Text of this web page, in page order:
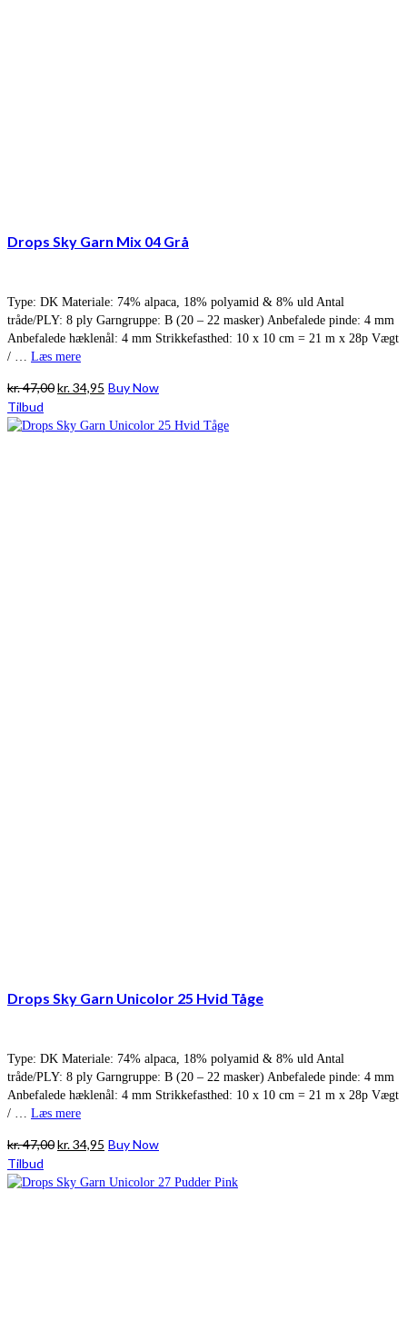
Drops Sky Garn Mix 04 Grå
Type: DK Materiale: 74% alpaca, 18% polyamid & 8% uld Antal
tråde/PLY: 8 ply Garngruppe: B (20 – 22 masker) Anbefalede pinde: 4 mm
Anbefalede hæklenål: 4 mm Strikkefasthed: 10 x 10 cm = 21 m x 28p Vægt
/ … Læs mere
kr.47,00Den
pris
kr.34,95 Den
pris
Buy Now
Tilbud
Drops Sky Garn Unicolor 25 Hvid Tåge
Type: DK Materiale: 74% alpaca, 18% polyamid & 8% uld Antal
tråde/PLY: 8 ply Garngruppe: B (20 – 22 masker) Anbefalede pinde: 4 mm
Anbefalede hæklenål: 4 mm Strikkefasthed: 10 x 10 cm = 21 m x 28p Vægt
/ … Læs mere
kr.47,00Den
pris
kr.34,95 Den
pris
Buy Now
Tilbud